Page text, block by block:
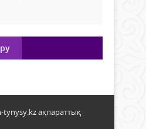
tynysy.kz ақпараттық